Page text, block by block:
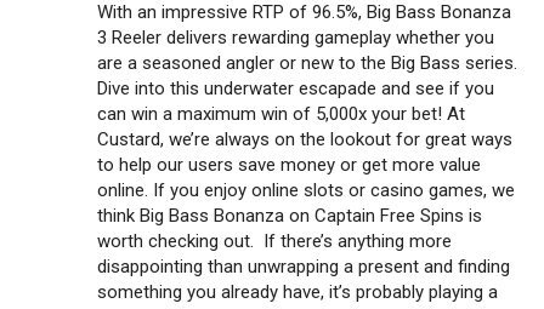
With an impressive RTP of 96.5%, Big Bass Bonanza
3 Reeler delivers rewarding gameplay whether you
are a seasoned angler or new to the Big Bass series.
Dive into this underwater escapade and see if you
can win a maximum win of 5,000x your bet! At
Custard, we’re always on the lookout for great ways
to help our users save money or get more value
online. If you enjoy online slots or casino games, we
think Big Bass Bonanza on Captain Free Spins is
worth checking out. If there’s anything more
disappointing than unwrapping a present and finding
something you already have, it’s probably playing a